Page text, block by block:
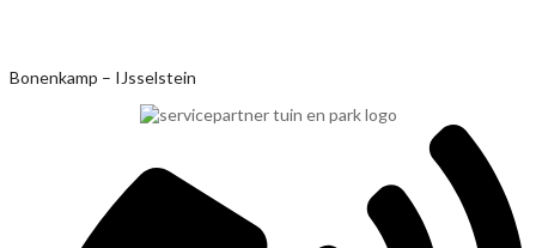
Ga
Bonenkamp – IJsselstein